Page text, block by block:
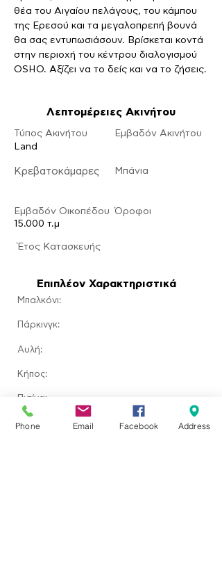
θέα του Αιγαίου πελάγους, του κάμπου
της Ερεσού και τα μεγαλοπρεπή βουνά
θα σας εντυπωσιάσουν. Βρίσκεται κοντά
στην περιοχή του κέντρου διαλογισμού
OSHO. Αξίζει να το δείς και να το ζήσεις.
Λεπτομέρειες Ακινήτου
Τύπος Ακινήτου
Land
Κρεβατοκάμαρες
Εμβαδόν Οικοπέδου
15.000 τ.μ
Εμβαδόν Ακινήτου
Μπάνια
Όροφοι
​Έτος Κατασκευής
Επιπλέον Χαρακτηριστικά
Μπαλκόνι:
Πάρκινγκ:
Αυλή:
​Κήπος:
Πισίνα:
Τζάκι:
Phone Email Facebook Address